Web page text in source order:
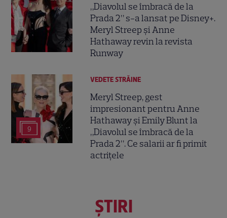
„Diavolul se îmbracă de la
Prada 2” s-a lansat pe Disney+.
Meryl Streep și Anne
Hathaway revin la revista
Runway
9
VEDETE STRĂINE
Meryl Streep, gest
impresionant pentru Anne
Hathaway și Emily Blunt la
„Diavolul se îmbracă de la
Prada 2”. Ce salarii ar fi primit
actrițele
ŞTIRI